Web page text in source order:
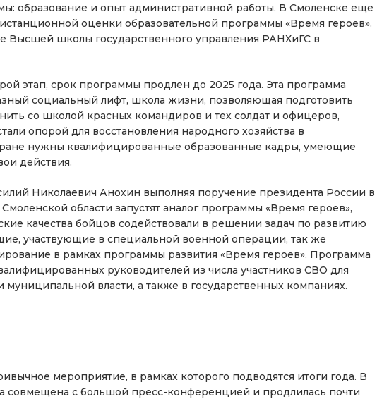
образование и опыт административной работы. В Смоленске еще
оценки образовательной программы «Время героев».
Высшей школы государственного управления РАНХиГС в
этап, срок программы продлен до 2025 года. Эта программа
социальный лифт, школа жизни, позволяющая подготовить
со школой красных командиров и тех солдат и офицеров,
опорой для восстановления народного хозяйства в
нужны квалифицированные образованные кадры, умеющие
действия.
Николаевич Анохин выполняя поручение президента России в
области запустят аналог программы «Время героев»,
качества бойцов содействовали в решении задач по развитию
участвующие в специальной военной операции, так же
в рамках программы развития «Время героев». Программа
руководителей из числа участников СВО для
муниципальной власти, а также в государственных компаниях.
мероприятие, в рамках которого подводятся итоги года. В
совмещена с большой пресс-конференцией и продлилась почти